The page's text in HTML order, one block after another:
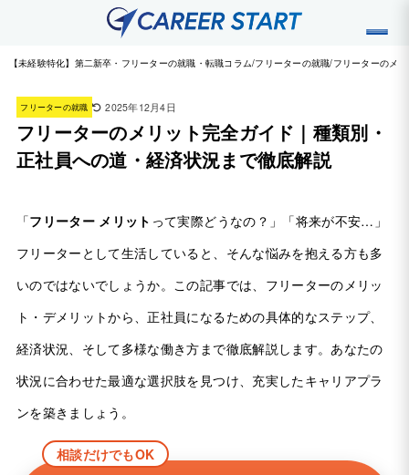
【未経験特化】第二新卒・フリーターの就職・転職コラム フリーターの就職 フリーターのメ
フリーターの就職 2025年12月4日
フリーターのメリット完全ガイド｜種類別・
正社員への道・経済状況まで徹底解説
「フリーター メリット って実際どうなの？」「将来が不安…」
フリーターとして生活していると、そんな悩みを抱える方も多
いのではないでしょうか。この記事では、フリーターのメリッ
ト・デメリットから、正社員になるための具体的なステップ、
経済状況、そして多様な働き方まで徹底解説します。あなたの
状況に合わせた最適な選択肢を見つけ、充実したキャリアプラ
ンを築きましょう。
相談だけでもOK